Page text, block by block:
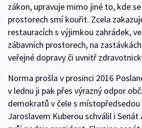
zákon, upravuje mimo jiné to, kde
prostorech smí kouřit. Zcela
restauracích s výjimkou zahrádek,
zábavních prostorech, na
veřejné dopravy či uvnitř
Norma prošla v prosinci 2016
v lednu ji pak přes výrazný odpor
demokratů v čele s
Jaroslavem Kuberou schválil i Senát